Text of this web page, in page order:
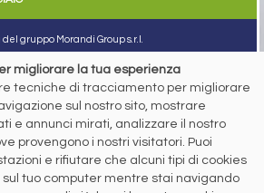
del gruppo Morandi Group s.r.l.
Via Don Milani 5
sb
migliorare la tua esperienza
tecniche di tracciamento per migliorare
sul nostro sito, mostrare
e annunci mirati, analizzare il nostro
provengono i nostri visitatori. Puoi
e rifiutare che alcuni tipi di cookies
tuo computer mentre stai navigando